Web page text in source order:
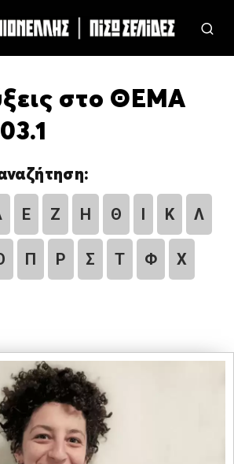
στο ΘΕΜΑ
Ε Ζ Η Θ Ι Κ Λ
Π Ρ Σ Τ Φ Χ